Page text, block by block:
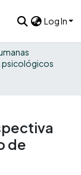
Log In
psicológicos
de